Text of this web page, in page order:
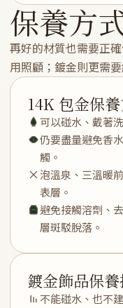
保養方
再好的材質也需要正
用照顧；鍍金則更需
14K 包金保
可以碰水、戴著
仍要盡量避免香
觸。
泡溫泉、三溫暖
表層。
避免接觸溶劑、
層斑駁脫落。
鍍金飾品保
不能碰水、也不